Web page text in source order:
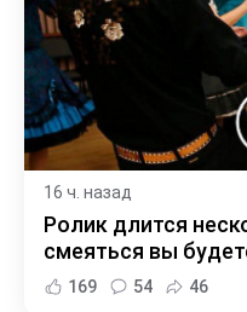
16 ч. назад
Ролик длится
смеяться вы
169 54 46